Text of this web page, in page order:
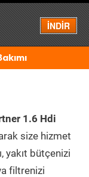
İNDİR
Menü
1.6 Hdi
size hizmet
yakıt bütçenizi
filtrenizi